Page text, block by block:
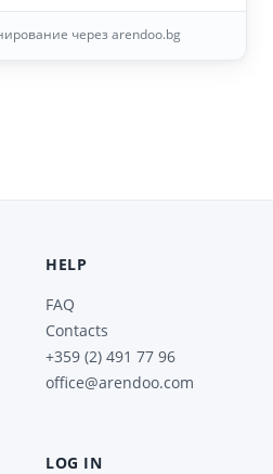
через arendoo.bg
HELP
FAQ
Contacts
+359 (2) 491 77 96
office@arendoo.com
LOG IN